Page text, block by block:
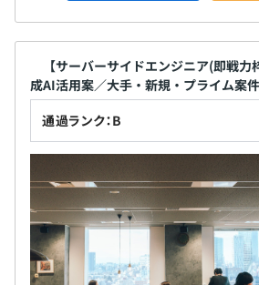
平均3‐8名程度でチームを組んでい
お1人でのアサインはございませんの
取り組めます◎
【サーバーサイドエンジニア(即戦力
成AI活用案／大手・新規・プライム案
通過ランク：B